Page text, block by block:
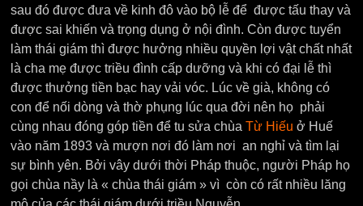
sau đó được đưa về kinh đô vào bộ lễ để được tấu thay và
được sai khiến và trọng dụng ở nội đình. Còn được tuyển
làm thái giám thì được hưởng nhiều quyền lợi vật chất nhất
là cha mẹ được triều đình cấp dưỡng và khi có đại lễ thì
được thưởng tiền bạc hay vải vóc. Lúc về già, không có
con để nối dòng và thờ phụng lúc qua đời nên họ phải
cùng nhau đóng góp tiền để tu sửa chùa Từ Hiếu ở Huế
vào năm 1893 và mượn nơi đó làm nơi an nghỉ và tìm lại
sự bình yên. Bởi vây dưới thời Pháp thuộc, người Pháp họ
gọi chùa nầy là « chùa thái giám » vì còn có rất nhiều lăng